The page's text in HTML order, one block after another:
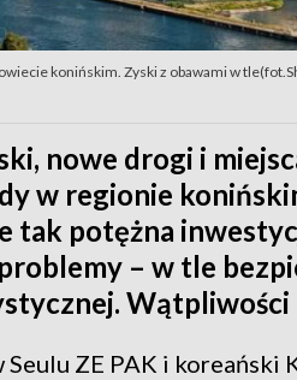
konińskim. Zyski z obawami w
nowe drogi i
w regionie
tak potężna
– w tle
Wątpliwości
ZE PAK i koreański